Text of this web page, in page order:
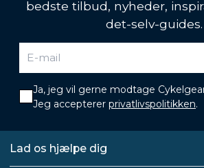
bedste tilbud, nyheder,
det-selv-guides.
Ja, jeg vil gerne modtage
Jeg accepterer privatlivspolitikken.
Lad os hjælpe dig